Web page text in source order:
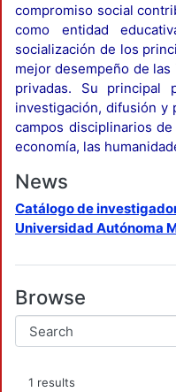
compromiso social
como entidad
socialización de los
mejor desempeño de
privadas. Su principal
investigación, difusión y
campos disciplinarios
economía, las
News
Catálogo de
Universidad Autónoma
Browse
1 results